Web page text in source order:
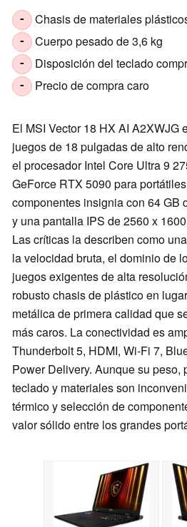
- Chasis de materiales
- Cuerpo pesado de 3,6 kg
- Disposición del teclado
- Precio de compra caro
El MSI Vector 18 HX AI A2XWJG
juegos de 18 pulgadas de alto
el procesador Intel Core Ultra 9
GeForce RTX 5090 para
componentes insignia con 64 GB
y una pantalla IPS de 2560 x
Las críticas la describen como
la velocidad bruta, el dominio de
juegos exigentes de alta
robusto chasis de plástico en
metálica de primera calidad que
más caros. La conectividad es
Thunderbolt 5, HDMI, Wi-Fi 7,
Power Delivery. Aunque su peso,
teclado y materiales son
térmico y selección de
valor sólido entre los grandes